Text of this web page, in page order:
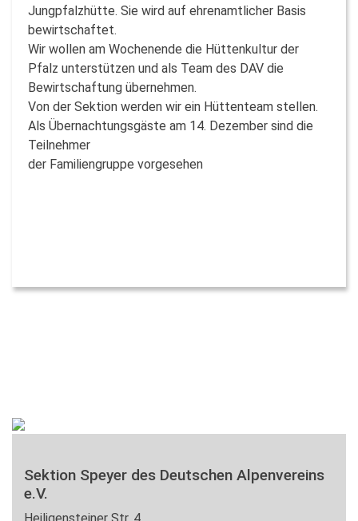
Jungpfalzhütte. Sie wird auf ehrenamtlicher Basis
bewirtschaftet.
Wir wollen am Wochenende die Hüttenkultur der
Pfalz unterstützen und als Team des DAV die
Bewirtschaftung übernehmen.
Von der Sektion werden wir ein Hüttenteam stellen.
Als Übernachtungsgäste am 14. Dezember sind die
Teilnehmer
der Familiengruppe vorgesehen
Sektion Speyer des Deutschen Alpenvereins
e.V.
Heiligensteiner Str. 4